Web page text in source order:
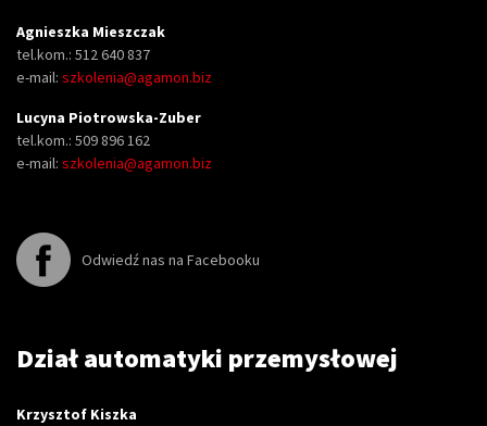
Agnieszka Mieszczak
tel.kom.: 512 640 837
e-mail: szkolenia@agamon.biz
Lucyna Piotrowska-Zuber
tel.kom.: 509 896 162
e-mail: szkolenia@agamon.biz
Odwiedź nas na Facebooku
Dział automatyki przemysłowej
Krzysztof Kiszka